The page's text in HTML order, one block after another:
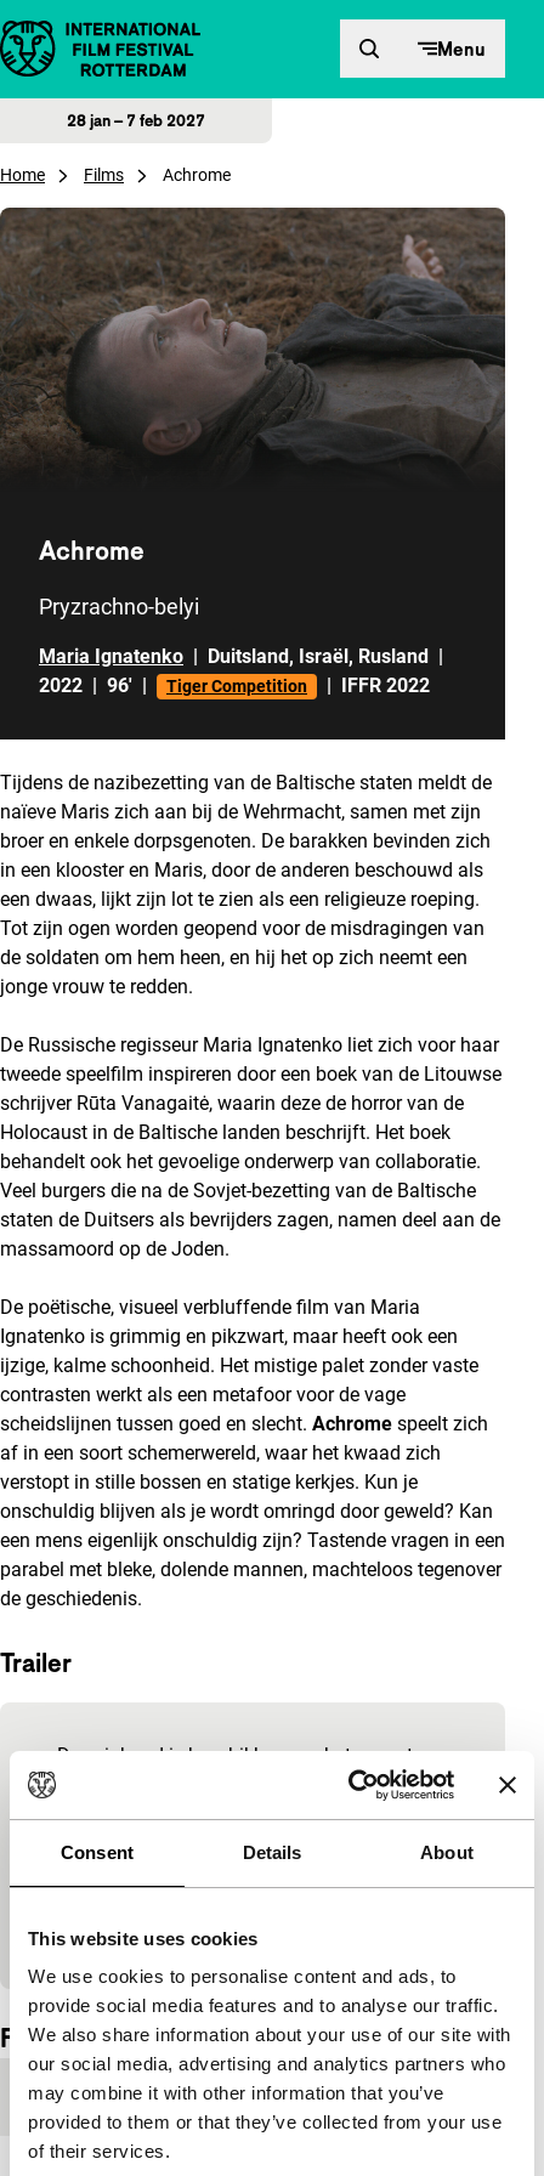
Consent Details About
This website uses cookies
We use cookies to personalise content and ads, to
provide social media features and to analyse our traffic.
We also share information about your use of our site with
our social media, advertising and analytics partners who
may combine it with other information that you’ve
provided to them or that they’ve collected from your use
of their services.
Direct naar inhoud Menu
28 jan – 7 feb 2027
Home Films Achrome
Achrome
Pryzrachno-belyi
Maria Ignatenko | Duitsland, Israël, Rusland |
2022 | 96' | Tiger Competition | IFFR 2022
Tijdens de nazibezetting van de Baltische staten meldt de
naïeve Maris zich aan bij de Wehrmacht, samen met zijn
broer en enkele dorpsgenoten. De barakken bevinden zich
in een klooster en Maris, door de anderen beschouwd als
een dwaas, lijkt zijn lot te zien als een religieuze roeping.
Tot zijn ogen worden geopend voor de misdragingen van
de soldaten om hem heen, en hij het op zich neemt een
jonge vrouw te redden.
De Russische regisseur Maria Ignatenko liet zich voor haar
tweede speelfilm inspireren door een boek van de Litouwse
schrijver Rūta Vanagaitė, waarin deze de horror van de
Holocaust in de Baltische landen beschrijft. Het boek
behandelt ook het gevoelige onderwerp van collaboratie.
Veel burgers die na de Sovjet-bezetting van de Baltische
staten de Duitsers als bevrijders zagen, namen deel aan de
massamoord op de Joden.
De poëtische, visueel verbluffende film van Maria
Ignatenko is grimmig en pikzwart, maar heeft ook een
ijzige, kalme schoonheid. Het mistige palet zonder vaste
contrasten werkt als een metafoor voor de vage
scheidslijnen tussen goed en slecht. Achrome speelt zich
af in een soort schemerwereld, waar het kwaad zich
verstopt in stille bossen en statige kerkjes. Kun je
onschuldig blijven als je wordt omringd door geweld? Kan
een mens eigenlijk onschuldig zijn? Tastende vragen in een
parabel met bleke, dolende mannen, machteloos tegenover
de geschiedenis.
Trailer
Deze inhoud is beschikbaar na het accepteren
van de marketingcookies.
Cookie-instellingen wijzigen
Ingesloten inhoud van YouTube overgeslagen.
Film details
Productielanden Duitsland,Israël,Rusland